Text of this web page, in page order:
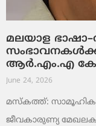
മലയാള
ആർ.എം.എ
June 24, 2026
മസ്കത്ത്: സാമൂഹിക,
ജീവകാരുണ്യ